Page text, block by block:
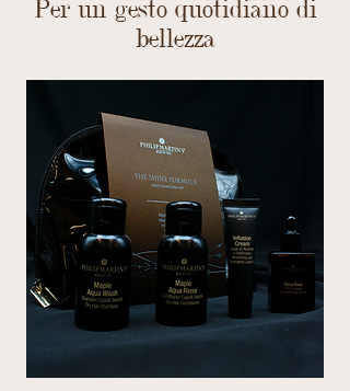
Per un gesto quotidiano di
bellezza